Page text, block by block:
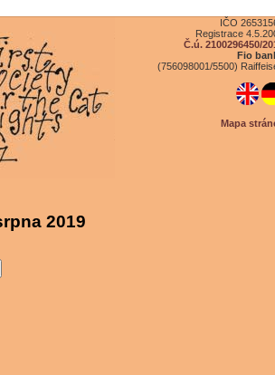
IČO
Registrace
Č.ú. 2100296450/
Fio
(756098001/5500)
Mapa
2019